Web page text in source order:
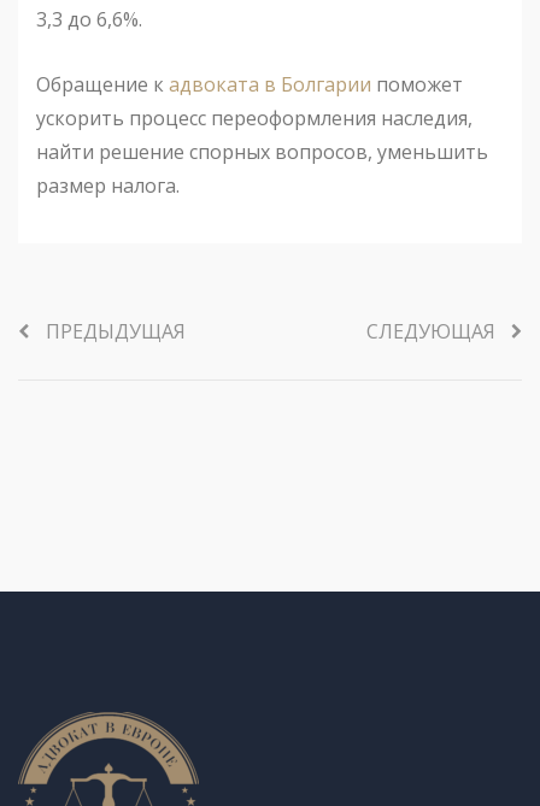
3,3 до 6,6%.
Обращение к адвоката в Болгарии поможет
ускорить процесс переоформления наследия,
найти решение спорных вопросов, уменьшить
размер налога.
ПРЕДЫДУЩАЯ СЛЕДУЮЩАЯ